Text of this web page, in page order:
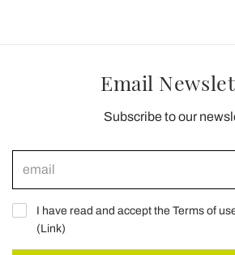
Email
Subscribe to our
I have read and accept the Terms of
(Link)